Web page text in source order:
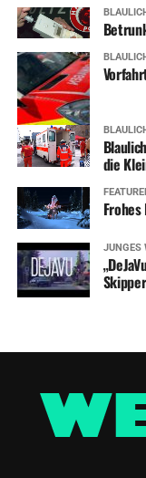
die
JUNGES